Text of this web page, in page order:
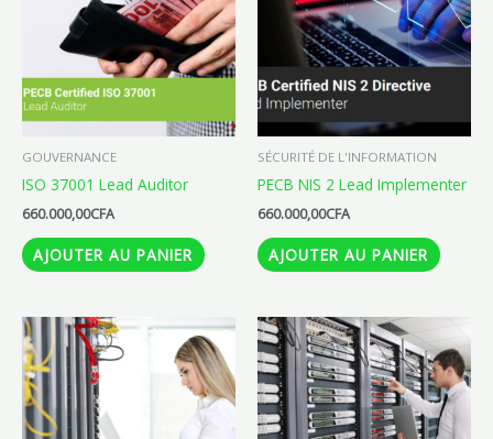
GOUVERNANCE
ISO 37001 Lead Auditor
660.000,00CFA
AJOUTER AU PANIER
SÉCURITÉ DE L'INFORMATION
PECB NIS 2 Lead Implementer
660.000,00CFA
AJOUTER AU PANIER